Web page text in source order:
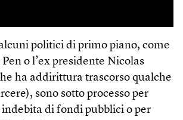
politici di primo piano, come
o l’ex presidente Nicolas
ha addirittura trascorso qualche
sono sotto processo per
di fondi pubblici o per